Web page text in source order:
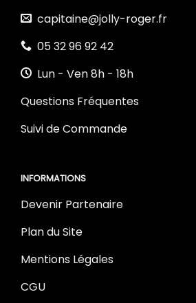
capitaine@jolly-roger.fr
05 32 96 92 42
Lun - Ven 8h - 18h
Questions Fréquentes
Suivi de Commande
INFORMATIONS
Devenir Partenaire
Plan du Site
Mentions Légales
CGU